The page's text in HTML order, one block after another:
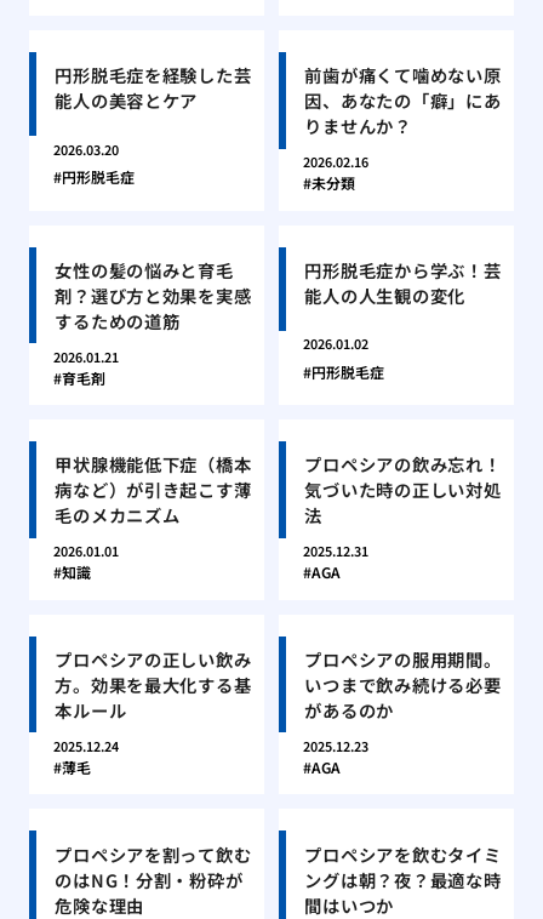
円形脱毛症を経験した芸
能人の美容とケア
2026.03.20
円形脱毛症
前歯が痛くて噛めない原
因、あなたの「癖」にあ
りませんか？
2026.02.16
未分類
女性の髪の悩みと育毛
剤？選び方と効果を実感
するための道筋
2026.01.21
育毛剤
円形脱毛症から学ぶ！芸
能人の人生観の変化
2026.01.02
円形脱毛症
甲状腺機能低下症（橋本
病など）が引き起こす薄
毛のメカニズム
2026.01.01
知識
プロペシアの飲み忘れ！
気づいた時の正しい対処
法
2025.12.31
AGA
プロペシアの正しい飲み
方。効果を最大化する基
本ルール
2025.12.24
薄毛
プロペシアの服用期間。
いつまで飲み続ける必要
があるのか
2025.12.23
AGA
プロペシアを割って飲む
のはNG！分割・粉砕が
危険な理由
プロペシアを飲むタイミ
ングは朝？夜？最適な時
間はいつか